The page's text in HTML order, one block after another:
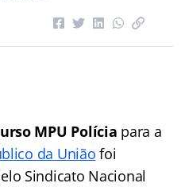
MPU Polícia para a
da União foi
Sindicato Nacional